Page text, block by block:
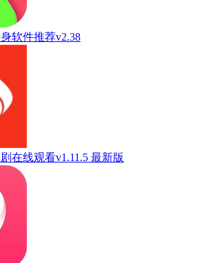
软件推荐v2.38
在线观看v1.11.5 最新版